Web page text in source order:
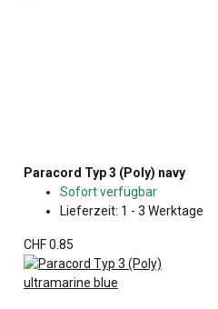
Paracord Typ 3 (Poly) navy
Sofort verfügbar
Lieferzeit: 1 - 3 Werktage
CHF 0.85